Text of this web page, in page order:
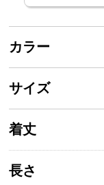
カラー
サイズ
着丈
長さ